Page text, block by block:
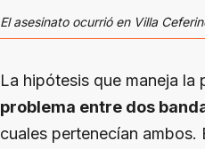
El asesinato ocurrió en Villa
La hipótesis que maneja la
problema entre dos
cuales pertenecían ambos.